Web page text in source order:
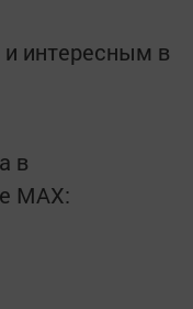
интересным в
в
MАХ: